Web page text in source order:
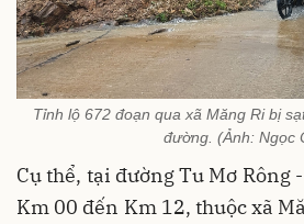
Tỉnh lộ 672 đoạn qua xã Măng Ri bị
đường. (Ảnh: Ngọc
Cụ thể, tại đường Tu Mơ Rông
Km 00 đến Km 12, thuộc xã